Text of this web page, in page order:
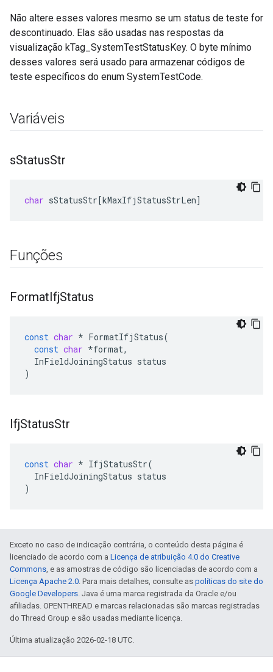
Não altere esses valores mesmo se um status de teste for
descontinuado. Elas são usadas nas respostas da
visualização kTag_SystemTestStatusKey. O byte mínimo
desses valores será usado para armazenar códigos de
teste específicos do enum SystemTestCode.
Variáveis
sStatusStr
char sStatusStr[kMaxIfjStatusStrLen]
Funções
FormatIfjStatus
const char * FormatIfjStatus(
const char *format,
InFieldJoiningStatus status
)
IfjStatusStr
const char * IfjStatusStr(
InFieldJoiningStatus status
)
Exceto no caso de indicação contrária, o conteúdo desta página é
licenciado de acordo com a Licença de atribuição 4.0 do Creative
Commons, e as amostras de código são licenciadas de acordo com a
Licença Apache 2.0. Para mais detalhes, consulte as políticas do site do
Google Developers. Java é uma marca registrada da Oracle e/ou
afiliadas. OPENTHREAD e marcas relacionadas são marcas registradas
do Thread Group e são usadas mediante licença.
Última atualização 2026-02-18 UTC.